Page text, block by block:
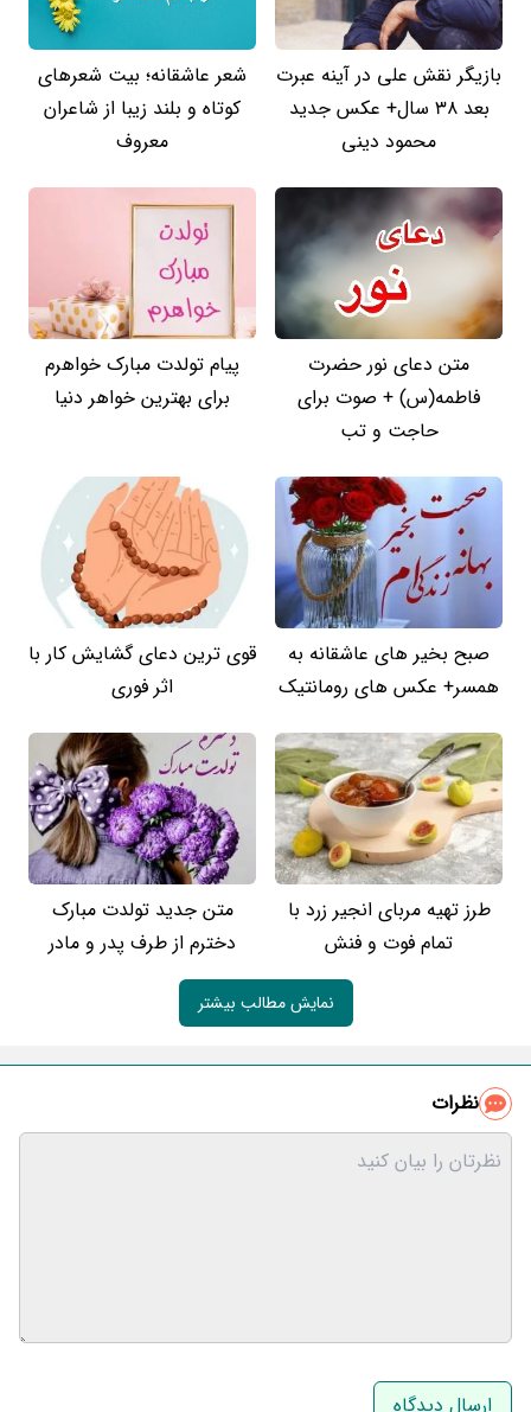
بازیگر نقش علی در آینه عبرت
بعد 38 سال+ عکس جدید
محمود دینی
شعر عاشقانه؛ بیت شعرهای
کوتاه و بلند زیبا از شاعران
معروف
متن دعای نور حضرت
فاطمه(س) + صوت برای
حاجت و تب
پیام تولدت مبارک خواهرم
برای بهترین خواهر دنیا
صبح بخیر های عاشقانه به
همسر+ عکس های رومانتیک
قوی ترین دعای گشایش کار با
اثر فوری
طرز تهیه مربای انجیر زرد با
تمام فوت و فنش
متن جدید تولدت مبارک
دخترم از طرف پدر و مادر
نمایش مطالب بیشتر
نظرات
نام و نام خانوادگی